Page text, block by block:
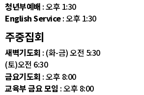
청년부예배 : 오후 1:30
English Service: 오후 1:30
주중집회
새벽기도회 : (화-금) 오전 5:30
(토)오전 6:30
금요기도회 : 오후 8:00
교육부 금요 모임 : 오후 8:00